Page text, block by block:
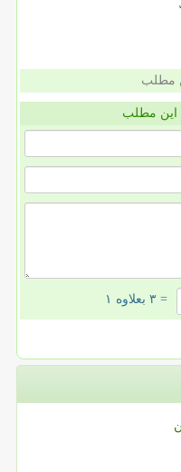
مطلب
این مطلب
= ۳ بعلاوه ۱